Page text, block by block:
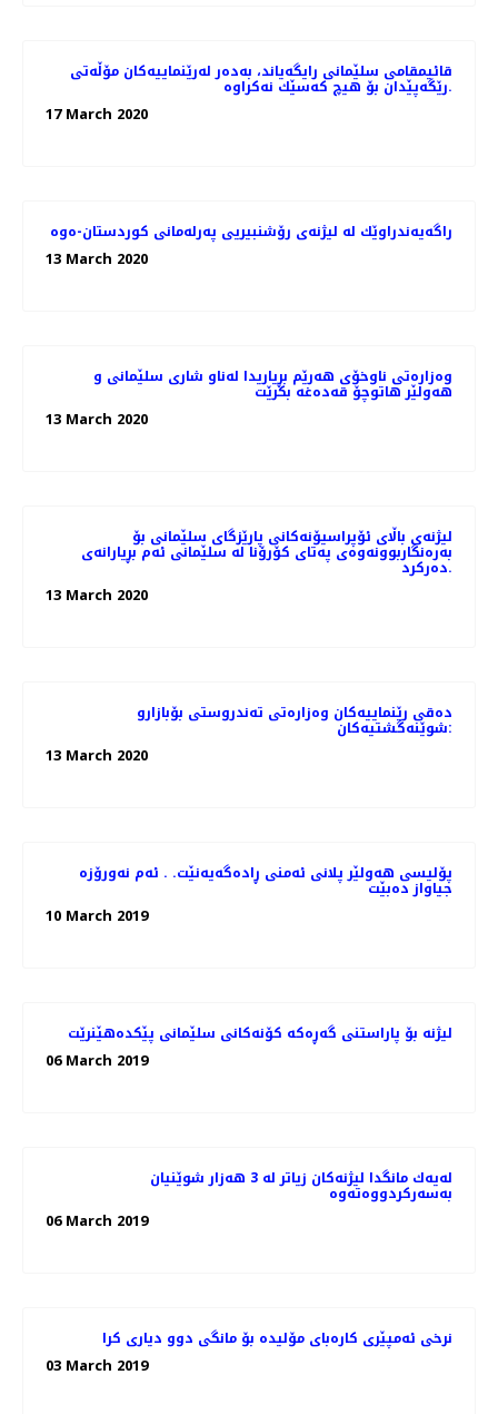
قائیمقامی سلێمانی رایگه‌یاند، به‌ده‌ر له‌رێنماییه‌كان مۆڵه‌تی
رێگه‌پێدان بۆ هیچ كه‌سێك نه‌كراوه‌.
17 March 2020
راگه‌یه‌ندراوێك لە لیژنەی رۆشنبیریی پەرلەمانی كوردستان-ەوە
13 March 2020
وەزارەتی ناوخۆی هەرێم بڕیاریدا لەناو شاری سلێمانی و
هەولێر هاتوچۆ قەدەغە بکرێت
13 March 2020
لیژنەی باڵای ئۆپراسیۆنەكانی پارێزگای سلێمانی بۆ
بەرەنگاربوونەوەی پەتای كۆرۆنا لە سلێمانی ئەم بڕیارانەی
دەرکرد.
13 March 2020
دەقی رێنماییەكان وەزارەتی تەندروستی بۆبازارو
شوێنەگشتیەکان:
13 March 2020
پۆلیسی هەولێر پلانی ئەمنی ڕادەگەیەنێت. . ئەم نەورۆزە
جیاواز دەبێت
10 March 2019
لیژنە بۆ پاراستنی گەڕەكە كۆنەكانی سلێمانی پێكدەهێنرێت
06 March 2019
له‌یه‌ك مانگدا لیژنه‌كان زیاتر له‌ 3 هه‌زار شوێنیان
06 March 2019
نرخی ئه‌مپێری كاره‌بای مۆلیده‌ بۆ مانگی دوو دیاری كرا
03 March 2019